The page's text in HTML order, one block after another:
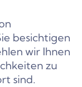
besichtigen
wir Ihnen
zu
sind.